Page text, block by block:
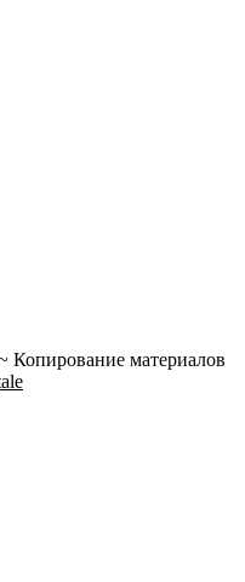
Копирование материалов